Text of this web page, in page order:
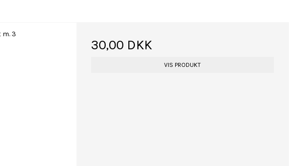
3
30,00 DKK
VIS PRODUKT